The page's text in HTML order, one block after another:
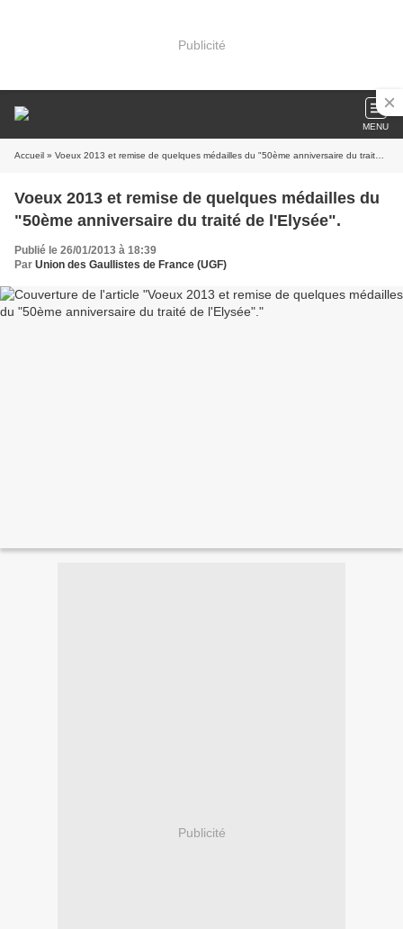
Publicité
MENU
Accueil » Voeux 2013 et remise de quelques médailles du "50ème anniversaire du traité de l'Elysée".
Voeux 2013 et remise de quelques médailles du
"50ème anniversaire du traité de l'Elysée".
Publié le 26/01/2013 à 18:39
Par Union des Gaullistes de France (UGF)
Publicité